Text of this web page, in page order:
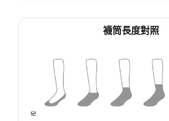
襪筒長度對照
膝
膝
小
腳
足